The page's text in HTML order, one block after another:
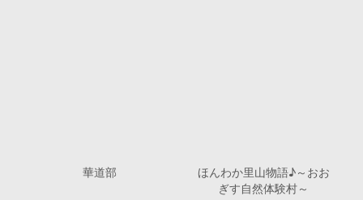
華道部
ほんわか里山物語♪～おお
ぎす自然体験村～